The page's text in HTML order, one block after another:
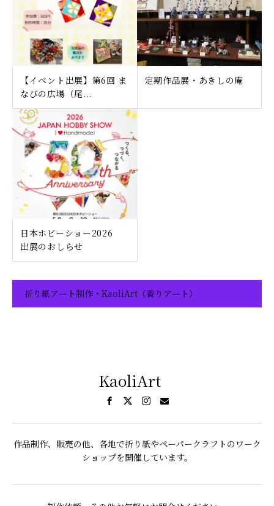
【イベント出展】第6回 ま
なびの広場（尾...
定期作品展・あきしの庵
日本ホビーショー2026
出展のおしらせ
折り紙アート制作・KaoliArt（香りアート）
KaoliArt
作品制作、販売の他、各地で折り紙やペーパークラフトのワーク
ショップを開催しています。